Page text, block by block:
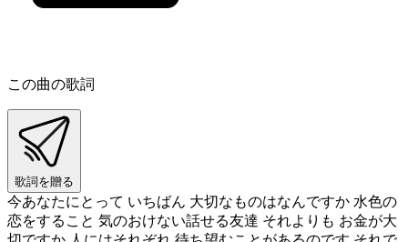
この曲の歌詞
歌詞を贈る
今あなたにとって いちばん 大切なものはなんですか 水色の
恋をすること 気のおけない話せる友達 それよりも お金が大